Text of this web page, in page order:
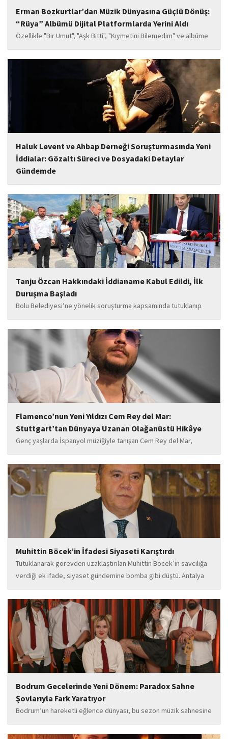
Erman Bozkurtlar’dan Müzik Dünyasına Güçlü Dönüş:
“Rüya” Albümü Dijital Platformlarda Yerini Aldı
Özellikle "Bir Umut", "Aşk Bitti", "Kıymetini Bilemedim" ve albüme
adını veren "Rüya" parçalarının kısa süre içerisinde öne çıkan
eserler arasında yer alması bekleniyor. Albüm, sanatçının önceki
çalışmalarına göre daha olgun,...
Haluk Levent ve Ahbap Derneği Soruşturmasında Yeni
İddialar: Gözaltı Süreci ve Dosyadaki Detaylar
Gündemde
İstanbul Cumhuriyet Başsavcılığı tarafından yürütülen ve Haluk
Levent ile kurucusu olduğu Ahbap Derneği'ni kapsadığı belirtilen
soruşturmaya ilişkin yeni iddialar gündeme geldi. Edinilen
bilgilere göre, soruşturmanın ani bir operasyonla değil, aylar...
Tanju Özcan Hakkındaki İddianame Kabul Edildi, İlk
Duruşma Başladı
Bolu Belediyesi’ne yönelik soruşturma kapsamında tutuklanıp
belediye başkanlığı görevinden uzaklaştırılan Tanju Özcan’ın da
aralarında bulunduğu 6’sı tutuklu 19 sanığın yargılandığı dava
başladı.
Flamenco’nun Yeni Yıldızı Cem Rey del Mar:
Stuttgart’tan Dünyaya Uzanan Olağanüstü Hikâye
Genç yaşlarda İspanyol müziğiyle tanışan Cem Rey del Mar,
flamenco kültürünün büyüleyici atmosferinden etkilenerek
kendisini bu alana yönlendirdi. Saatler süren disiplinli çalışmalar,
teknik gelişim ve müziğe olan tutkusu, onu kısa...
Muhittin Böcek’in İfadesi Siyaseti Karıştırdı
Tutuklanarak görevden uzaklaştırılan Muhittin Böcek’in savcılığa
verdiği ek ifade, siyaset gündemine bomba gibi düştü. Antalya
Cumhuriyet Savcılığı’na kendi isteğiyle başvurarak ifade verdiği
öğrenilen Böcek’in açıklamalarında, 31 Mart 2024 yerel
seçimleri...
Bodrum Gecelerinde Yeni Dönem: Paradox Sahne
Şovlarıyla Fark Yaratıyor
Bodrum’un hareketli eğlence dünyası, bu sezon müzik sahnesine
iddialı bir giriş yapan “Paradox” ile yeni bir enerji kazanıyor. Güçlü
sahne performansı, uluslararası standartlardaki repertuarı ve